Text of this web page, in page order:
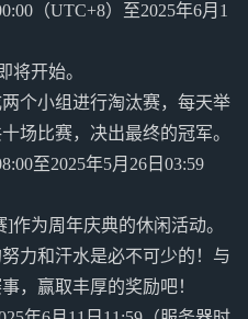
（UTC+8）至2025年6月1
将开始。
个小组进行淘汰赛，每天举
场比赛，决出最终的冠军。
至2025年5月26日03:59
作为周年庆典的休闲活动。
力和汗水是必不可少的！与
，赢取丰厚的奖励吧！